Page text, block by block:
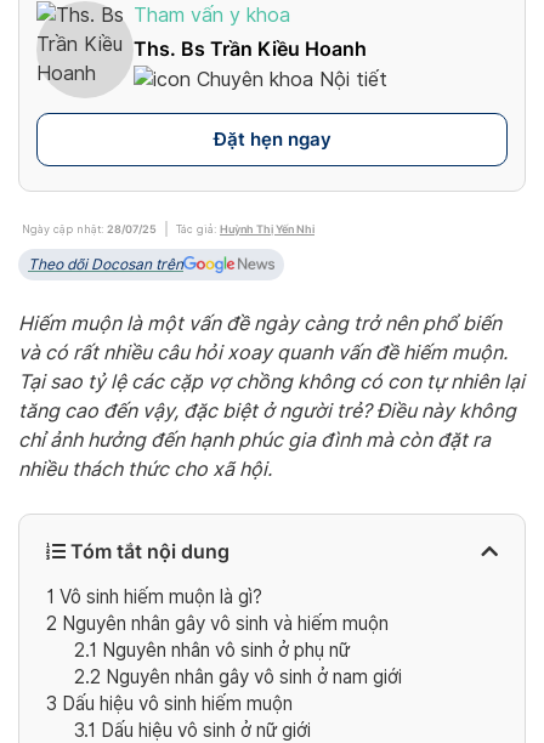
Tham vấn y khoa
Ths. Bs Trần Kiều Hoanh
Chuyên khoa Nội tiết
Đặt hẹn ngay
Ngày cập nhật: 28/07/25 Tác giả: Huỳnh Thị Yến Nhi
Theo dõi Docosan trên
Hiếm muộn là một vấn đề ngày càng trở nên phổ biến
và có rất nhiều câu hỏi xoay quanh vấn đề hiếm muộn.
Tại sao tỷ lệ các cặp vợ chồng không có con tự nhiên lại
tăng cao đến vậy, đặc biệt ở người trẻ? Điều này không
chỉ ảnh hưởng đến hạnh phúc gia đình mà còn đặt ra
nhiều thách thức cho xã hội.
Tóm tắt nội dung
1 Vô sinh hiếm muộn là gì?
2 Nguyên nhân gây vô sinh và hiếm muộn
2.1 Nguyên nhân vô sinh ở phụ nữ
2.2 Nguyên nhân gây vô sinh ở nam giới
3 Dấu hiệu vô sinh hiếm muộn
3.1 Dấu hiệu vô sinh ở nữ giới